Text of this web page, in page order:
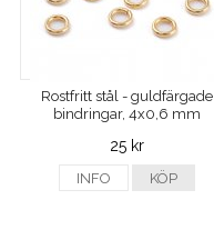
Rostfritt stål - guldfärgade
bindringar, 4x0,6 mm
25 kr
INFO KÖP